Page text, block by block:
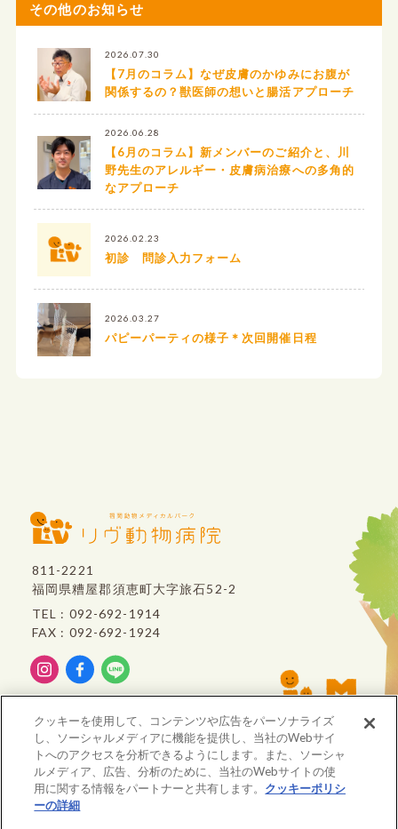
その他のお知らせ
2026.07.30
【7月のコラム】なぜ皮膚のかゆみにお腹が
関係するの？獣医師の想いと腸活アプローチ
2026.06.28
【6月のコラム】新メンバーのご紹介と、川
野先生のアレルギー・皮膚病治療への多角的
なアプローチ
2026.02.23
初診 問診入力フォーム
2026.03.27
パピーパーティの様子＊次回開催日程
811-2221
福岡県糟屋郡須恵町大字旅石52-2
TEL : 092-692-1914
FAX : 092-692-1924
リヴ動物病院は、
VCA Japan
のグループ病院です。
クッキーを使用して、コンテンツや広告をパーソナライズ
し、ソーシャルメディアに機能を提供し、当社のWebサイ
トへのアクセスを分析できるようにします。また、ソーシャ
ルメディア、広告、分析のために、当社のWebサイトの使
用に関する情報をパートナーと共有します。 クッキーポリシ
ーの詳細